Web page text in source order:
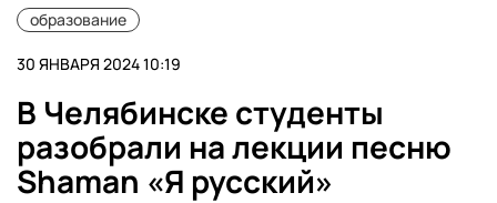
образование
30 ЯНВАРЯ 2024 10:19
В Челябинске студенты
разобрали на лекции песню
Shaman «Я русский»